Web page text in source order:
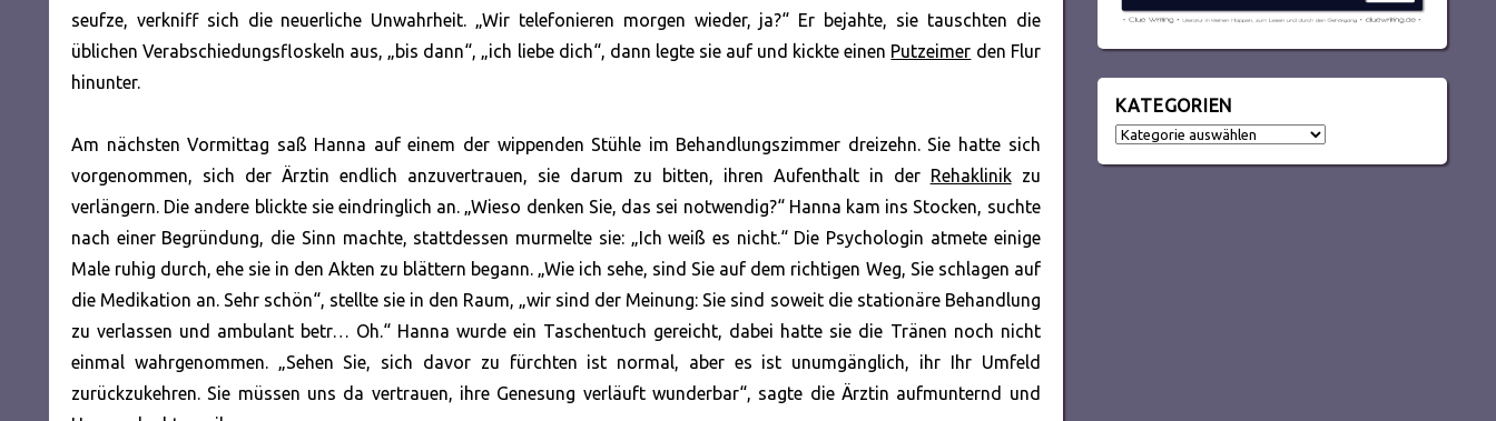
seufze, verkniff sich die neuerliche Unwahrheit. „Wir telefonieren morgen wieder, ja?“ Er bejahte, sie tauschten die
üblichen Verabschiedungsfloskeln aus, „bis dann“, „ich liebe dich“, dann legte sie auf und kickte einen Putzeimer den Flur
hinunter.
Am nächsten Vormittag saß Hanna auf einem der wippenden Stühle im Behandlungszimmer dreizehn. Sie hatte sich
vorgenommen, sich der Ärztin endlich anzuvertrauen, sie darum zu bitten, ihren Aufenthalt in der Rehaklinikzu
verlängern. Die andere blickte sie eindringlich an. „Wieso denken Sie, das sei notwendig?“ Hanna kam ins Stocken, suchte
nach einer Begründung, die Sinn machte, stattdessen murmelte sie: „Ich weiß es nicht.“ Die Psychologin atmete einige
Male ruhig durch, ehe sie in den Akten zu blättern begann. „Wie ich sehe, sind Sie auf dem richtigen Weg, Sie schlagen auf
die Medikation an. Sehr schön“, stellte sie in den Raum, „wir sind der Meinung: Sie sind soweit die stationäre Behandlung
zu verlassen und ambulant betr… Oh.“ Hanna wurde ein Taschentuch gereicht, dabei hatte sie die Tränen noch nicht
einmal wahrgenommen. „Sehen Sie, sich davor zu fürchten ist normal, aber es ist unumgänglich, ihr Ihr Umfeld
zurückzukehren. Sie müssen uns da vertrauen, ihre Genesung verläuft wunderbar“, sagte die Ärztin aufmunternd und
KATEGORIEN
Kategorien